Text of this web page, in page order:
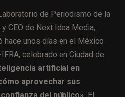
de Periodismo de la
CEO de Next Idea Media,
hace unos días en el México
celebrado en Ciudad de
artificial en
aprovechar sus
del público». El